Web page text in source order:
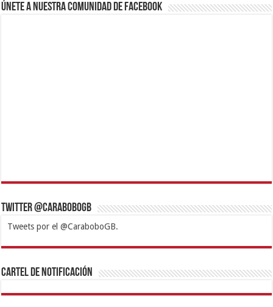
Únete a nuestra comunidad de Facebook
Twitter @CaraboboGB
Tweets por el @CaraboboGB.
1xbetBetturkeyBetistKralbetSupertotobetTipobetMatadorbetMariobet
https://mvbcasino.com/
Cartel de Notificación